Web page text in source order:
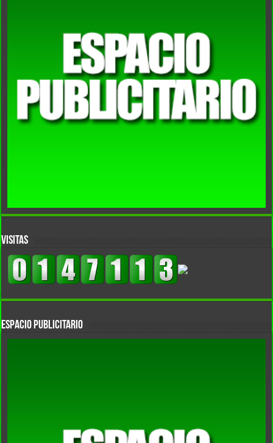
VISITAS
Espacio Publicitario